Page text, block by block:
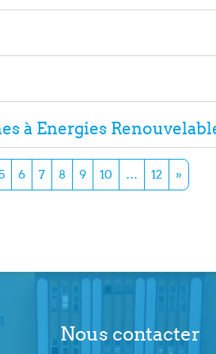
à Energies
4
Page 5
6Page 6
7Page 7
8Page 8
9Page 9
10Page 10
… 12Page 12
»Page
Nous contacter